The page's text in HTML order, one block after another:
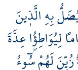
Ders
V.
Ders
Notları
بِهِ الَّذ۪ينَ
لِيُوَاطِؤُ۫ا عِدَّةَ
زُيِّنَ لَهُمْ سُٓوءُ